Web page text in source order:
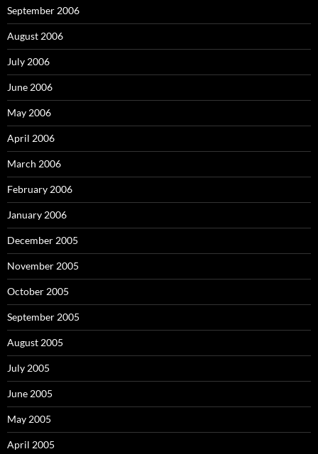
September 2006
August 2006
July 2006
June 2006
May 2006
April 2006
March 2006
February 2006
January 2006
December 2005
November 2005
October 2005
September 2005
August 2005
July 2005
June 2005
May 2005
April 2005